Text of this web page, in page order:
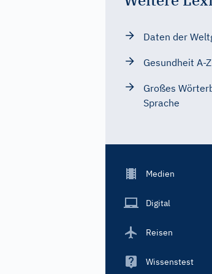
Daten der
Gesundheit A-Z
Großes
Sprache
Footer
Main
Medien
Digital
Reisen
Wissenstest